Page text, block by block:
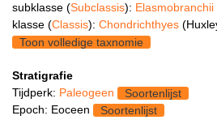
subklasse (Subclassis): Elasmobranchii
klasse (Classis): Chondrichthyes
Toon volledige taxnomie
Stratigrafie
Tijdperk: Paleogeen
Soortenlijst
Epoch: Eoceen
Soortenlijst